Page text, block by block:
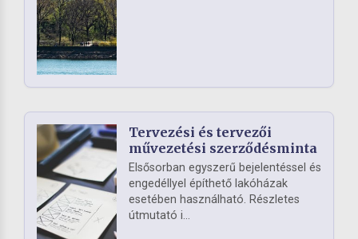
Tervezési és tervezői
művezetési szerződésminta
Elsősorban egyszerű bejelentéssel és
engedéllyel építhető lakóházak
esetében használható. Részletes
útmutató i...